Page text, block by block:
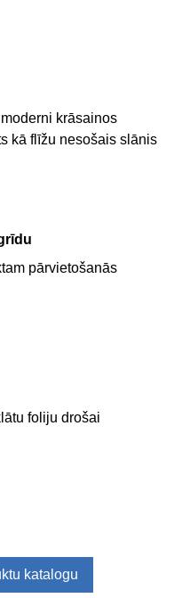
krāsainos
kā flīžu nesošais slānis
pārvietošanās
foliju drošai
katalogu